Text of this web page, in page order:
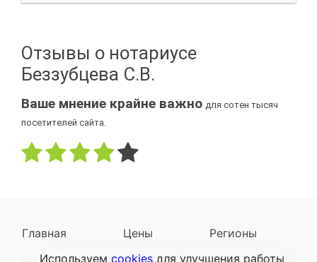
Отзывы о нотариусе
Беззубцева С.В.
Ваше мнение крайне важно для сотен тысяч
посетителей сайта.
Главная Цены
Регионы
Используем cookies для улучшения работы